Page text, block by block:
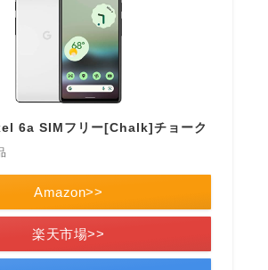
6a SIMフリー[Chalk]チョーク
Amazon>>
楽天市場>>